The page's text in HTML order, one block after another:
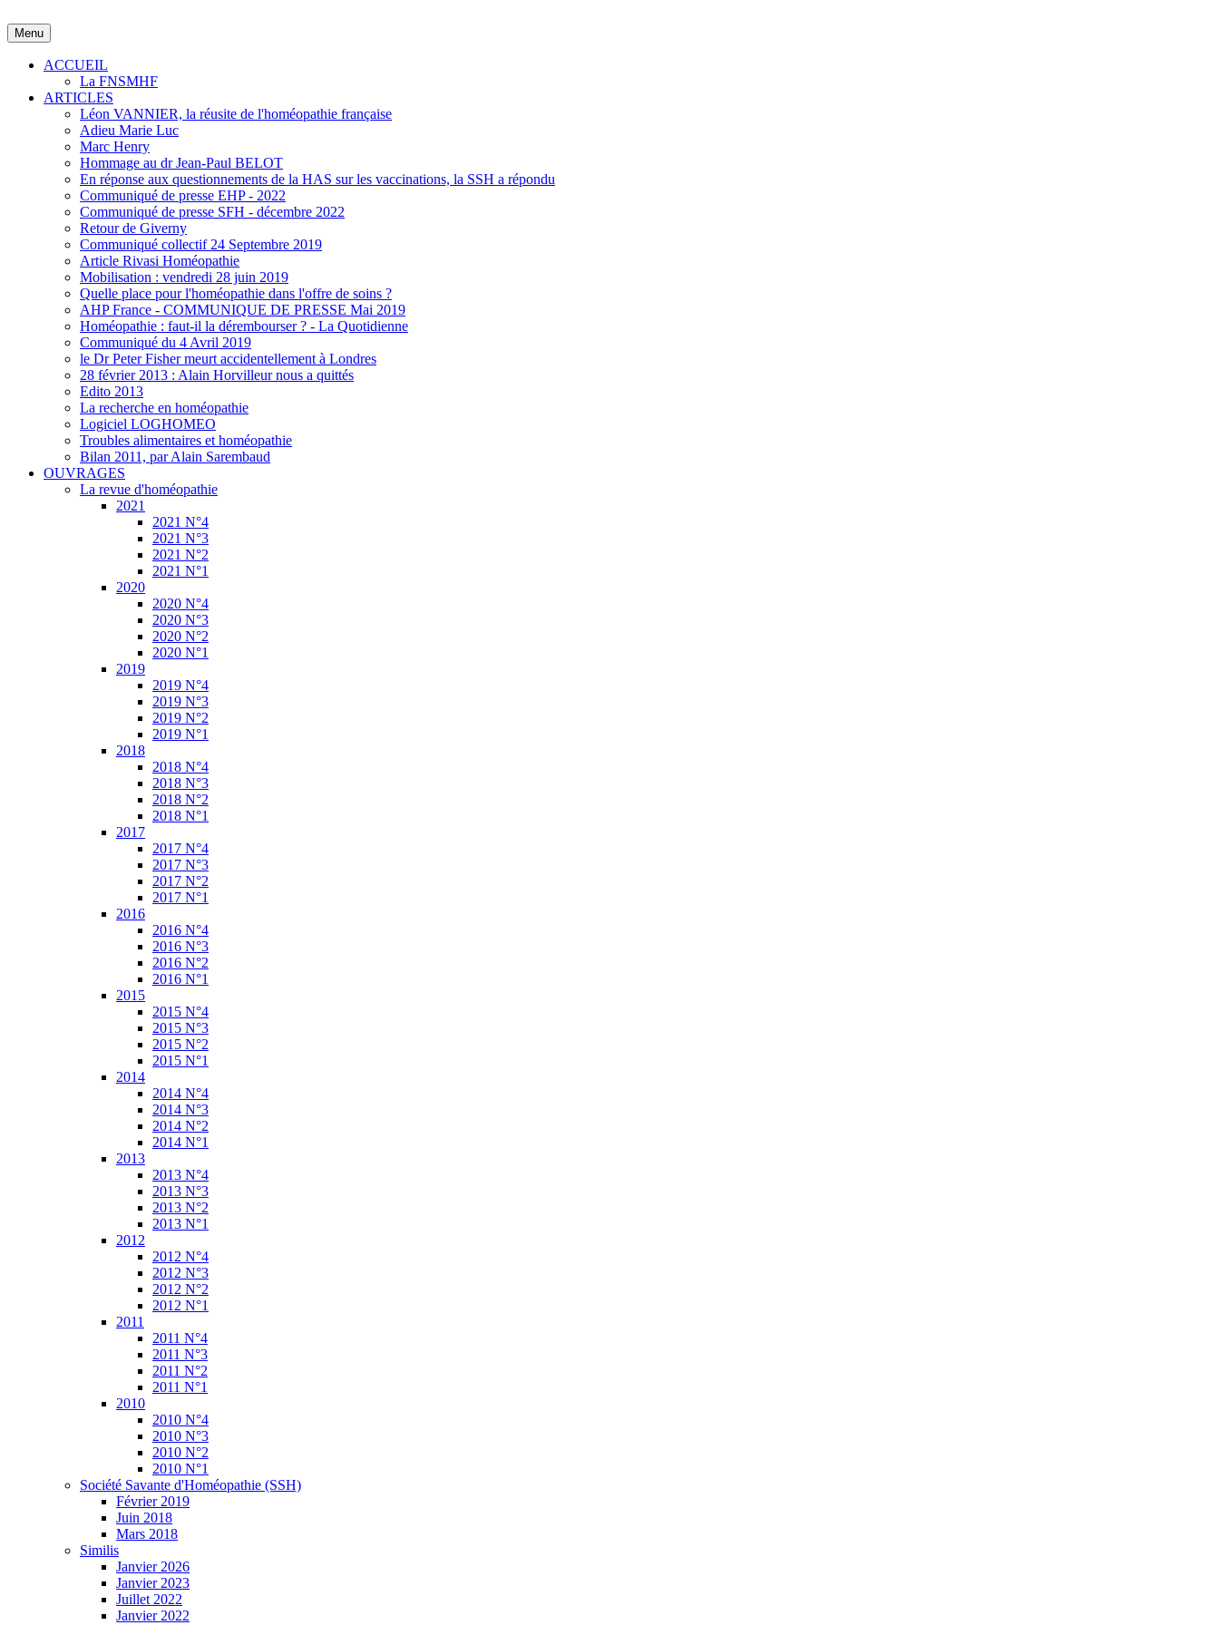
Menu
ACCUEIL
La FNSMHF
ARTICLES
Léon VANNIER, la réusite de l'homéopathie française
Adieu Marie Luc
Marc Henry
Hommage au dr Jean-Paul BELOT
En réponse aux questionnements de la HAS sur les vaccinations, la SSH a répondu
Communiqué de presse EHP - 2022
Communiqué de presse SFH - décembre 2022
Retour de Giverny
Communiqué collectif 24 Septembre 2019
Article Rivasi Homéopathie
Mobilisation : vendredi 28 juin 2019
Quelle place pour l'homéopathie dans l'offre de soins ?
AHP France - COMMUNIQUE DE PRESSE Mai 2019
Homéopathie : faut-il la dérembourser ? - La Quotidienne
Communiqué du 4 Avril 2019
le Dr Peter Fisher meurt accidentellement à Londres
28 février 2013 : Alain Horvilleur nous a quittés
Edito 2013
La recherche en homéopathie
Logiciel LOGHOMEO
Troubles alimentaires et homéopathie
Bilan 2011, par Alain Sarembaud
OUVRAGES
La revue d'homéopathie
2021
2021 N°4
2021 N°3
2021 N°2
2021 N°1
2020
2020 N°4
2020 N°3
2020 N°2
2020 N°1
2019
2019 N°4
2019 N°3
2019 N°2
2019 N°1
2018
2018 N°4
2018 N°3
2018 N°2
2018 N°1
2017
2017 N°4
2017 N°3
2017 N°2
2017 N°1
2016
2016 N°4
2016 N°3
2016 N°2
2016 N°1
2015
2015 N°4
2015 N°3
2015 N°2
2015 N°1
2014
2014 N°4
2014 N°3
2014 N°2
2014 N°1
2013
2013 N°4
2013 N°3
2013 N°2
2013 N°1
2012
2012 N°4
2012 N°3
2012 N°2
2012 N°1
2011
2011 N°4
2011 N°3
2011 N°2
2011 N°1
2010
2010 N°4
2010 N°3
2010 N°2
2010 N°1
Société Savante d'Homéopathie (SSH)
Février 2019
Juin 2018
Mars 2018
Similis
Janvier 2026
Janvier 2023
Juillet 2022
Janvier 2022